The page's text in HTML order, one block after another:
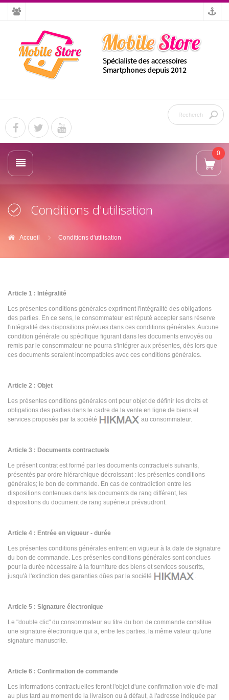
0
Conditions d'utilisation
Accueil Conditions d'utilisation
Article 1 : Intégralité
Les présentes conditions générales expriment l'intégralité des obligations
des parties. En ce sens, le consommateur est réputé accepter sans réserve
l'intégralité des dispositions prévues dans ces conditions générales. Aucune
condition générale ou spécifique figurant dans les documents envoyés ou
remis par le consommateur ne pourra s'intégrer aux présentes, dès lors que
ces documents seraient incompatibles avec ces conditions générales.
Article 2 : Objet
Les présentes conditions générales ont pour objet de définir les droits et
obligations des parties dans le cadre de la vente en ligne de biens et
services proposés par la société
au consommateur.
Article 3 : Documents contractuels
Le présent contrat est formé par les documents contractuels suivants,
présentés par ordre hiérarchique décroissant : les présentes conditions
générales; le bon de commande. En cas de contradiction entre les
dispositions contenues dans les documents de rang différent, les
dispositions du document de rang supérieur prévaudront.
Article 4 : Entrée en vigueur - durée
Les présentes conditions générales entrent en vigueur à la date de signature
du bon de commande. Les présentes conditions générales sont conclues
pour la durée nécessaire à la fourniture des biens et services souscrits,
jusqu'à l'extinction des garanties dûes par la société
.
Article 5 : Signature électronique
Le "double clic" du consommateur au titre du bon de commande constitue
une signature électronique qui a, entre les parties, la même valeur qu'une
signature manuscrite.
Article 6 : Confirmation de commande
Les informations contractuelles feront l'objet d'une confirmation voie d'e-mail
au plus tard au moment de la livraison ou à défaut, à l'adresse indiquée par